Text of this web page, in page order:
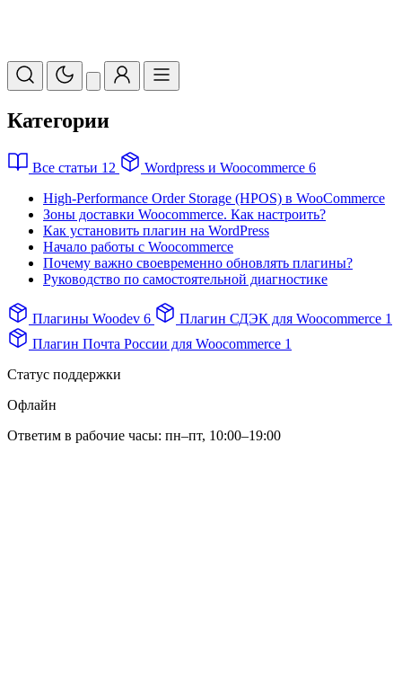
Категории
Все статьи 12 Wordpress и Woocommerce 6
High-Performance Order Storage (HPOS) в WooCommerce
Зоны доставки Woocommerce. Как настроить?
Как установить плагин на WordPress
Начало работы с Woocommerce
Почему важно своевременно обновлять плагины?
Руководство по самостоятельной диагностике
Плагины Woodev 6 Плагин СДЭК для Woocommerce 1
Плагин Почта России для Woocommerce 1
Статус поддержки
Офлайн
Ответим в рабочие часы: пн–пт, 10:00–19:00